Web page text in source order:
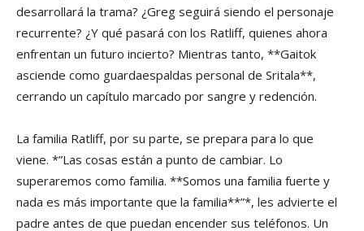
desarrollará la trama? ¿Greg seguirá siendo el personaje
recurrente? ¿Y qué pasará con los Ratliff, quienes ahora
enfrentan un futuro incierto? Mientras tanto, **Gaitok
asciende como guardaespaldas personal de Sritala**,
cerrando un capítulo marcado por sangre y redención.
La familia Ratliff, por su parte, se prepara para lo que
viene. *”Las cosas están a punto de cambiar. Lo
superaremos como familia. **Somos una familia fuerte y
nada es más importante que la familia**”*, les advierte el
padre antes de que puedan encender sus teléfonos. Un